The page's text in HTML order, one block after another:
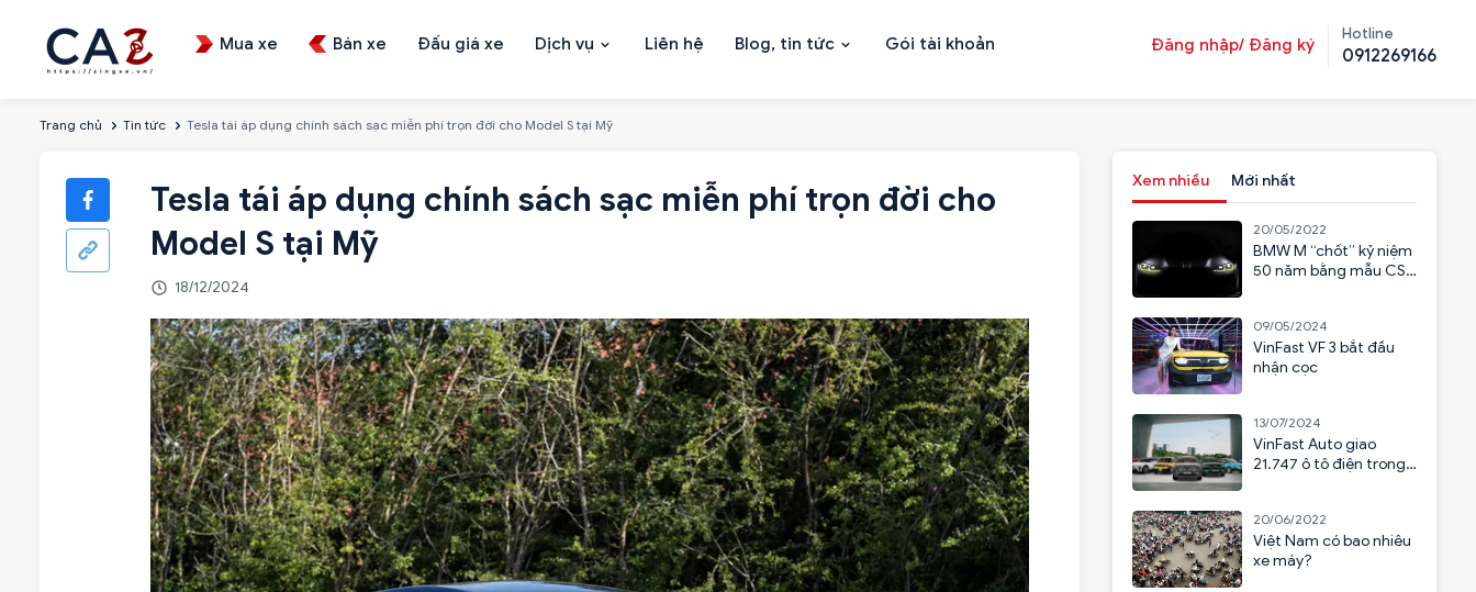
Mua xe Bán xe Đấu giá xe Dịch vụ Liên hệ Blog, tin tức Gói tài khoản Đăng nhập/ Đăng ký
Hotline
0912269166
Trang chủ Tin tức Tesla tái áp dụng chính sách sạc miễn phí trọn đời cho Model S tại Mỹ
Tesla tái áp dụng chính sách sạc miễn phí trọn đời cho
Model S tại Mỹ
18/12/2024
Xem nhiều Mới nhất
20/05/2022
BMW M “chốt” kỷ niệm
50 năm bằng mẫu CSL
09/05/2024
VinFast VF 3 bắt đầu
nhận cọc
13/07/2024
VinFast Auto giao
21.747 ô tô điện trong
20/06/2022
Việt Nam có bao nhiêu
xe máy?